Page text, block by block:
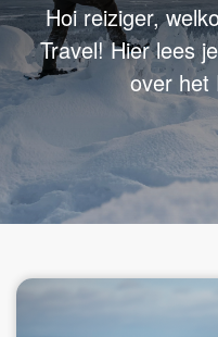
Hoi reiziger,
Travel! Hier lees
over het